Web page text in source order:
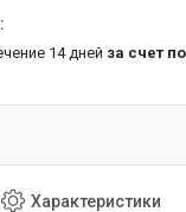
14 дней за счет
Характеристики